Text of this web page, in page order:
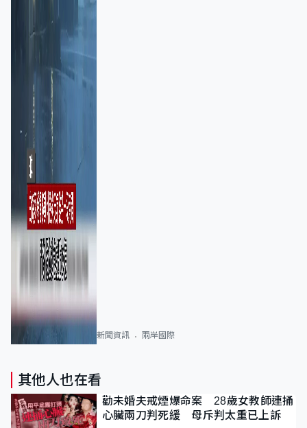
新聞資訊 兩岸國際
其他人也在看
勸未婚夫戒煙爆命案 28歲女教師連捅
心臟兩刀判死緩 母斥判太重已上訴